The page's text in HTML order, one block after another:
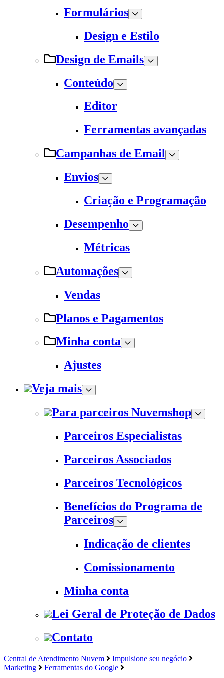
Formulários
Design e Estilo
Design de Emails
Conteúdo
Editor
Ferramentas avançadas
Campanhas de Email
Envios
Criação e Programação
Desempenho
Métricas
Automações
Vendas
Planos e Pagamentos
Minha conta
Ajustes
Veja mais
Para parceiros Nuvemshop
Parceiros Especialistas
Parceiros Associados
Parceiros Tecnológicos
Benefícios do Programa de
Parceiros
Indicação de clientes
Comissionamento
Minha conta
Lei Geral de Proteção de Dados
Contato
Central de Atendimento Nuvem
Impulsione seu negócio
Marketing
Ferramentas do Google